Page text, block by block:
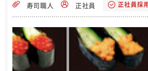
寿司職人 正社員 正社員採